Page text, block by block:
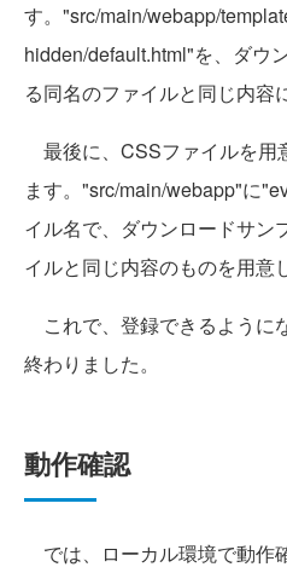
す。"src/main/webapp/
hidden/default.html"を、ダウ
る同名のファイルと同じ内容
最後に、CSSファイルを用
ます。"src/main/webapp"に
イル名で、ダウンロードサン
イルと同じ内容のものを用意
これで、登録できるように
終わりました。
動作確認
では、ローカル環境で動作